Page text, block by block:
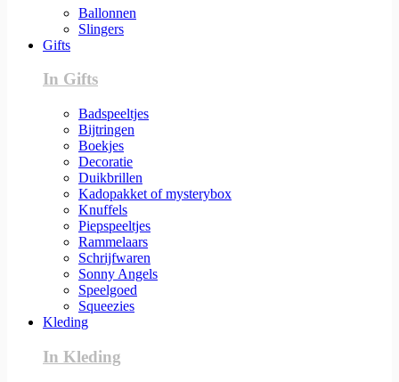
Ballonnen
Slingers
Gifts
In Gifts
Badspeeltjes
Bijtringen
Boekjes
Decoratie
Duikbrillen
Kadopakket of mysterybox
Knuffels
Piepspeeltjes
Rammelaars
Schrijfwaren
Sonny Angels
Speelgoed
Squeezies
Kleding
In Kleding